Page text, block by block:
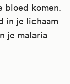
bloed komen.
in je lichaam
je malaria